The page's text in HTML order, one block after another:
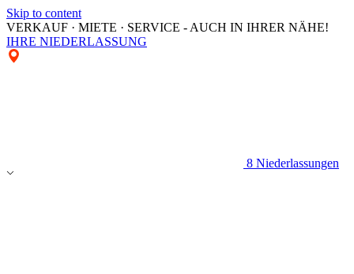
Skip to content
VERKAUF · MIETE · SERVICE - AUCH IN IHRER NÄHE!
IHRE NIEDERLASSUNG
8 Niederlassungen